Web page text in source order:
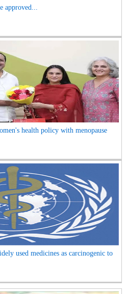
approved...
health policy with menopause
used medicines as carcinogenic to